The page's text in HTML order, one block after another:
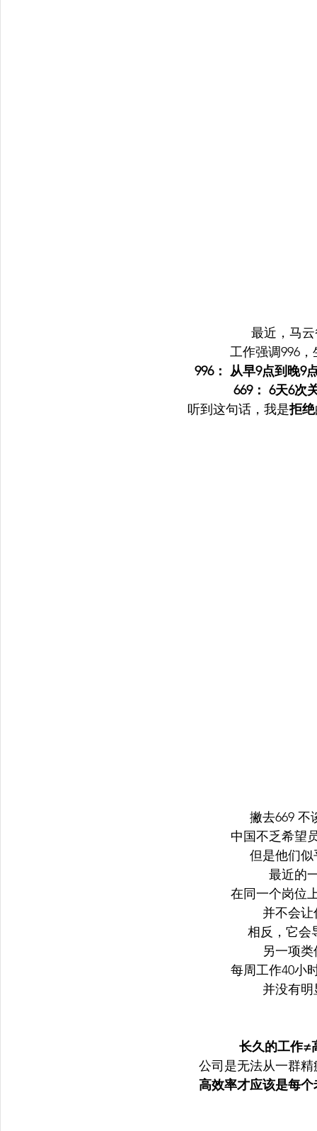
                                 听到这句话，我是
拒绝
撇去669
中国不乏希望
但是他们
最近的
在同一个岗位
并不会
相反，它会
另一项
每周工作40小
并没有
长久的工作≠
公司是无法从一群
高效率才应该是每